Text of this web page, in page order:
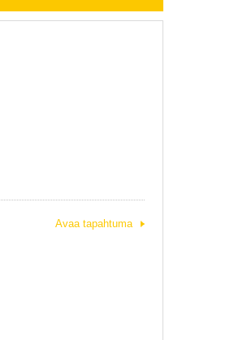
Avaa tapahtuma